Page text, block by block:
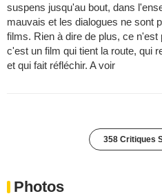
suspens jusqu'au bout, dans
mauvais et les dialogues ne sont
films. Rien à dire de plus, ce
c'est un film qui tient la route, qui
et qui fait réfléchir. A voir
358 Critiques
Photos